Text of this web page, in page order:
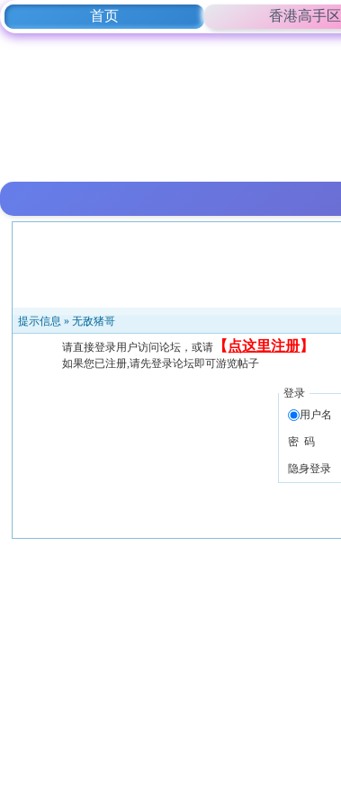
首页 香港高手区
提示信息 »无敌猪哥
请直接登录用户访问论坛，或请 【 点这里注册】
如果您已注册,请先登录论坛即可游览帖子
登录
用户名
密 码
隐身登录